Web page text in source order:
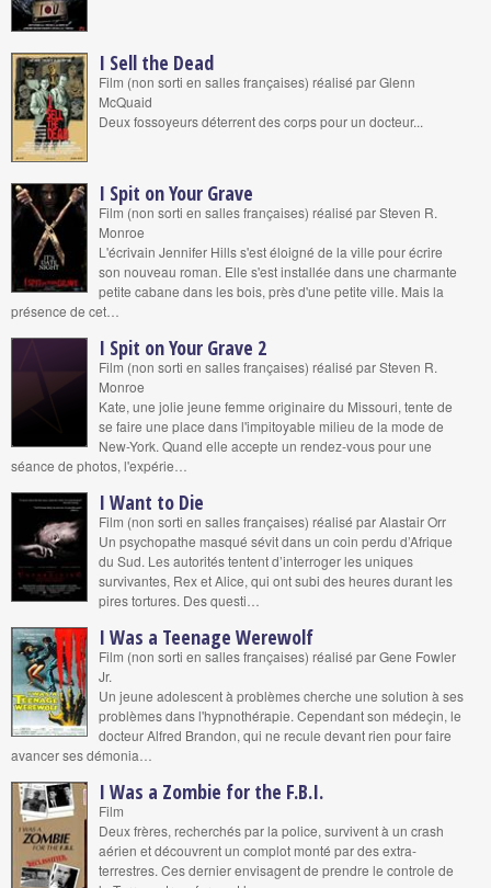
I Sell the Dead
Film (non sorti en salles françaises) réalisé par Glenn
McQuaid
Deux fossoyeurs déterrent des corps pour un docteur...
I Spit on Your Grave
Film (non sorti en salles françaises) réalisé par Steven R.
Monroe
L'écrivain Jennifer Hills s'est éloigné de la ville pour écrire
son nouveau roman. Elle s'est installée dans une charmante
petite cabane dans les bois, près d'une petite ville. Mais la
présence de cet…
I Spit on Your Grave 2
Film (non sorti en salles françaises) réalisé par Steven R.
Monroe
Kate, une jolie jeune femme originaire du Missouri, tente de
se faire une place dans l'impitoyable milieu de la mode de
New-York. Quand elle accepte un rendez-vous pour une
séance de photos, l'expérie…
I Want to Die
Film (non sorti en salles françaises) réalisé par Alastair Orr
Un psychopathe masqué sévit dans un coin perdu d’Afrique
du Sud. Les autorités tentent d’interroger les uniques
survivantes, Rex et Alice, qui ont subi des heures durant les
pires tortures. Des questi…
I Was a Teenage Werewolf
Film (non sorti en salles françaises) réalisé par Gene Fowler
Jr.
Un jeune adolescent à problèmes cherche une solution à ses
problèmes dans l'hypnothérapie. Cependant son médeçin, le
docteur Alfred Brandon, qui ne recule devant rien pour faire
avancer ses démonia…
I Was a Zombie for the F.B.I.
Film
Deux frères, recherchés par la police, survivent à un crash
aérien et découvrent un complot monté par des extra-
terrestres. Ces dernier envisagent de prendre le controle de